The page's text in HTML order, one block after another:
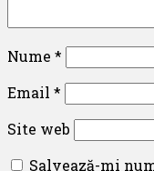
Nume *
Email *
Site web
Salvează-mi